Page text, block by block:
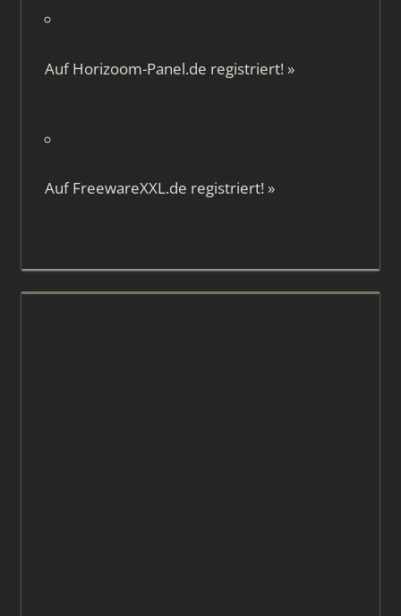
AufHorizoom-Panel.de registriert! »
AufFreewareXXL.de registriert! »